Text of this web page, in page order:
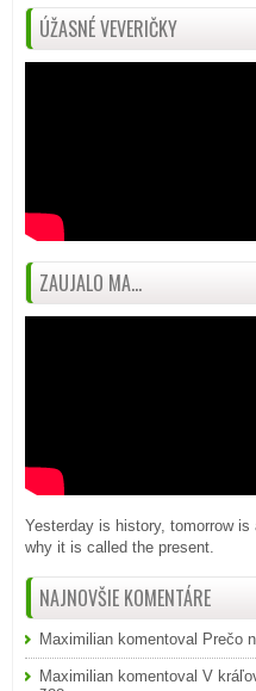
ÚŽASNÉ VEVERIČKY
ZAUJALO MA...
Yesterday is history, tomorrow
why it is called the present.
NAJNOVŠIE KOMENTÁRE
Maximilian komentoval Prečo
Maximilian komentoval V